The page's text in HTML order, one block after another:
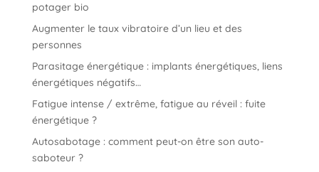
potager bio
Augmenter le taux vibratoire d’un lieu et des
personnes
Parasitage énergétique : implants énergétiques, liens
énergétiques négatifs…
Fatigue intense / extrême, fatigue au réveil : fuite
énergétique ?
Autosabotage : comment peut-on être son auto-
saboteur ?